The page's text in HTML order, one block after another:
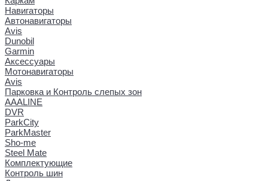
Навигаторы
Автонавигаторы
Avis
Dunobil
Garmin
Аксессуары
Мотонавигаторы
Avis
Парковка и Контроль слепых зон
AAALINE
DVR
ParkCity
ParkMaster
Sho-me
Steel Mate
Комплектующие
Контроль шин